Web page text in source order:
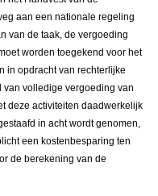
aan een nationale regeling
van de taak, de vergoeding
worden toegekend voor het
in opdracht van rechterlijke
van volledige vergoeding van
deze activiteiten daadwerkelijk
in acht wordt genomen,
een kostenbesparing ten
de berekening van de